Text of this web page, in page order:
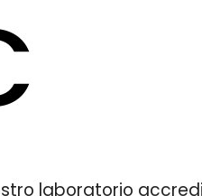
laboratorio